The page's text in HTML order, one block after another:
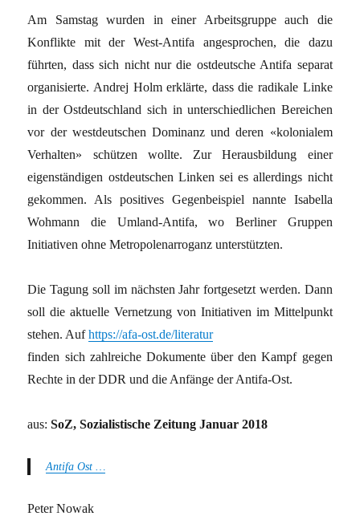
Am Samstag wurden in einer Arbeitsgruppe auch die
Konflikte mit der West-Antifa angesprochen, die dazu
führten, dass sich nicht nur die ostdeutsche Antifa separat
organisierte. Andrej Holm erklärte, dass die radikale Linke
in der Ostdeutschland sich in unterschiedlichen Bereichen
vor der westdeutschen Dominanz und deren «kolonialem
Verhalten» schützen wollte. Zur Herausbildung einer
eigenständigen ostdeutschen Linken sei es allerdings nicht
gekommen. Als positives Gegenbeispiel nannte Isabella
Wohmann die Umland-Antifa, wo Berliner Gruppen
Initiativen ohne Metropolenarroganz unterstützten.
Die Tagung soll im nächsten Jahr fortgesetzt werden. Dann
soll die aktuelle Vernetzung von Initiativen im Mittelpunkt
stehen. Aufhttps://afa-ost.de/literatur
finden sich zahlreiche Dokumente über den Kampf gegen
Rechte in der DDR und die Anfänge der Antifa-Ost.
aus:SoZ, Sozialistische Zeitung Januar 2018
Antifa Ost …
Peter Nowak